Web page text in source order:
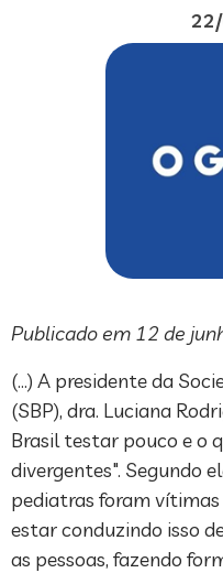
Publicado em 12 de
(…) A presidente da
(SBP), dra. Luciana
Brasil testar pouco e o
divergentes". Segundo
pediatras foram vítimas
estar conduzindo isso
as pessoas, fazendo